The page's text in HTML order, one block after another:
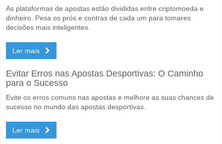
As plataformas de apostas estão divididas entre criptomoeda e
dinheiro. Pesa os prós e contras de cada um para tomares
decisões mais inteligentes.
Ler mais
Evitar Erros nas Apostas Desportivas: O Caminho
para o Sucesso
Evite os erros comuns nas apostas e melhore as suas chances de
sucesso no mundo das apostas desportivas.
Ler mais